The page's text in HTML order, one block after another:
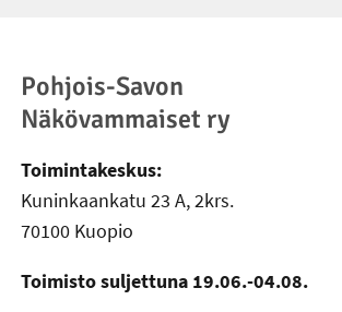
Pohjois-Savon
Näkövammaiset ry
Toimintakeskus:
Kuninkaankatu 23 A, 2krs.
70100 Kuopio
Toimisto suljettuna 19.06.-04.08.